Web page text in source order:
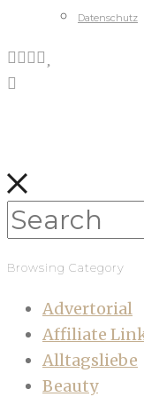
Datenschutz
Browsing Category
Advertorial
Affiliate
Alltagsliebe
Beauty